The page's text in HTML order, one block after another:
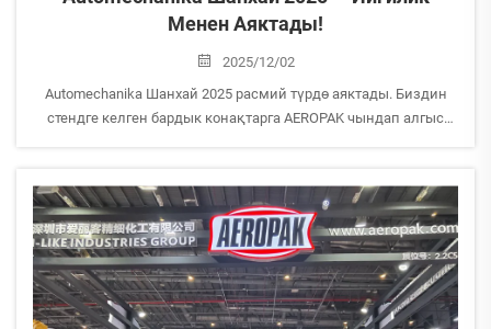
Менен Аяктады!
2025/12/02
Automechanika Шанхай 2025 расмий түрдө аяктады. Биздин
стендге келген бардык конақтарга AEROPAK чындап алгыс
тажрыйба алмашуу мүмкүнчүлүгүнө ээ болдук. Сиздин...